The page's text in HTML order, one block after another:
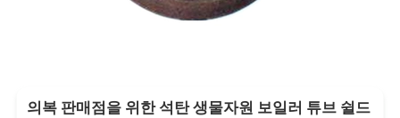
의복 판매점을 위한 석탄 생물자원 보일러 튜브 쉴드